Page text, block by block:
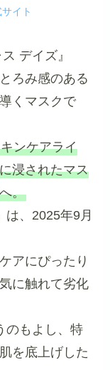
イト
デイズ』
ろみ感のある
くマスクで
ンケアライ
浸されたマス
。
は、2025年9月
アにぴったり
に触れて劣化
のもよし、特
を底上げした